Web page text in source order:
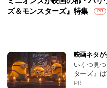
ズ＆モンスターズ』特集
PR
映画ネタが
いくつ見
ターズ』は
PR